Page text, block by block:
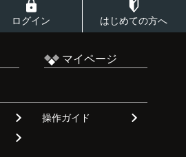
ログイン はじめての方へ
マイページ
操作ガイド